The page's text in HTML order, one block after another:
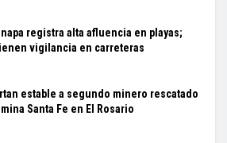
registra alta afluencia en playas;
vigilancia en carreteras
estable a segundo minero rescatado
Santa Fe en El Rosario